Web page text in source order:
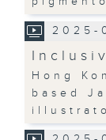
2025-
Hong
based